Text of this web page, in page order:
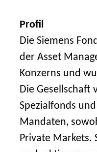
Profil
Die Siemens
der Asset
Konzerns und
Die Gesellschaft
Spezialfonds
Mandaten,
Private Markets.